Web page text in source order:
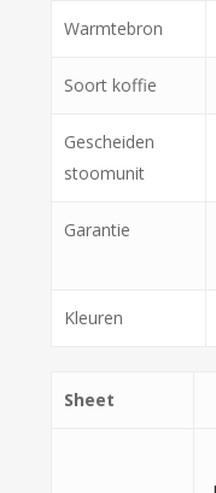
Warmtebron
Soort koffie
Gescheiden
stoomunit
Garantie
Kleuren
Sheet